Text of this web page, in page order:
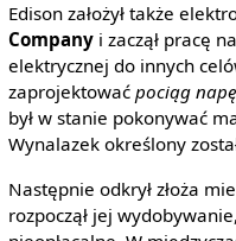
Edison założył także
Companyi zaczął pracę
elektrycznej do innych
zaprojektować pociąg
był w stanie pokonywać
Wynalazek określony
Następnie odkrył złoża
rozpoczął jej